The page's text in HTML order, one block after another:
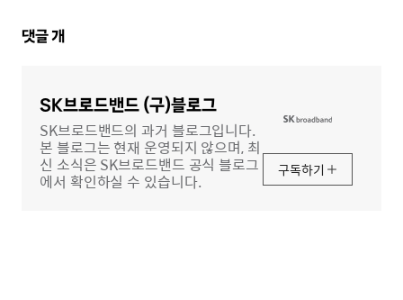
댓
댓글개
SK브로드밴드 (구)블로그
SK브로드밴드의 과거 블로그입니다.
본 블로그는 현재 운영되지 않으며, 최
신 소식은 SK브로드밴드 공식 블로그
에서 확인하실 수 있습니다.
구독하기